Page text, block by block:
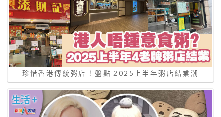
珍惜香港傳統粥店！盤點 2025上半年粥店結業潮